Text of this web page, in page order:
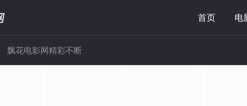
首页 电